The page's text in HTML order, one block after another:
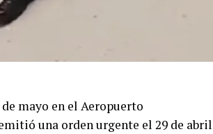
mayo en el Aeropuerto
una orden urgente el 29 de abril